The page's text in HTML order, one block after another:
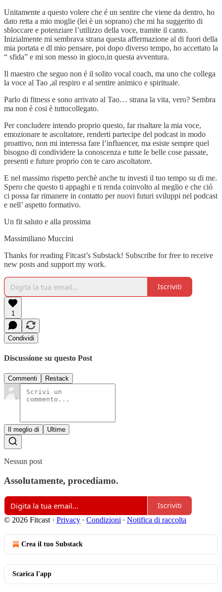
Unitamente a questo volere che é un sentire che viene da dentro, ho
dato retta a mio moglie (lei è un soprano) che mi ha suggerito di
sbloccare e potenziare l’utilizzo della voce, tramite il canto.
Inizialmente mi sembrava strana questa affermazione al di fuori della
mia portata e dl mio pensare, poi dopo diverso tempo, ho accettato la
“ sfida” e mi son messo in gioco,in questa avventura.
Il maestro che seguo non é il solito vocal coach, ma uno che collega
la voce al Tao ,al respiro e al sentire animico e spirituale.
Parlo di fitness e sono arrivato al Tao… strana la vita, vero? Sembra
ma non è cosi è tuttocollegato.
Per concludere intendo proprio questo, far risaltare la mia voce,
emozionare te ascoltatore, renderti partecipe del podcast in modo
proattivo, non mi interessa fare l’influencer, ma esiste sempre quel
bisogno di condividere la conoscenza e tutte le belle cose passate,
presenti e future proprio con te caro ascoltatore.
E nel massimo rispetto perchè anche tu investi il tuo tempo su di me.
Spero che questo ti appaghi e ti renda coinvolto al meglio e che ció
ci possa far rimanere in contatto per nuovi futuri sviluppi nel podcast
e nell’ aspetto formativo.
Un fit saluto e alla prossima
Massimiliano Muccini
Thanks for reading Fitcast’s Substack! Subscribe for free to receive
new posts and support my work.
Iscriviti
1
Condividi
Discussione su questo Post
Commenti Restack
Il meglio di Ultime
Nessun post
Assolutamente, procediamo.
Iscriviti
© 2026 Fitcast · Privacy ∙ Condizioni ∙ Notifica di raccolta
Crea il tuo Substack
Scarica l'app